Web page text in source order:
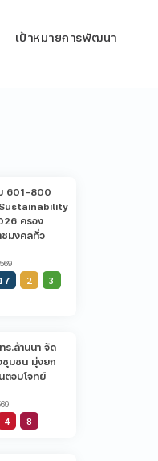
เป้าหมายการพัฒนา
601-800
Sustainability
ครอง
มงคลทั่ว
17 2
3
.ล้านนา จัด
ชุมชน มุ่งยก
ตอบโจทย์
4 8